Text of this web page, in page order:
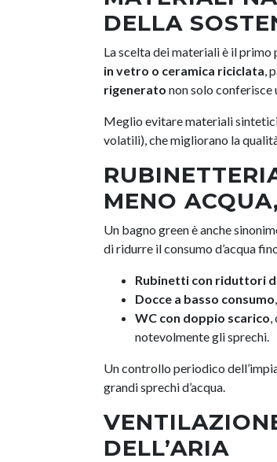
DELLA
La scelta dei materiali è il primo
in vetro o ceramica riciclata ,
rigenerato non solo conferisce
Meglio evitare materiali
volatili), che migliorano la
MENO
Un bagno green è anche
di ridurre il consumo d’acqua
Rubinetti con riduttori
Docce a basso consumo
WC con doppio scarico
notevolmente gli sprechi.
Un controllo periodico
grandi sprechi d’acqua.
DELL’ARIA